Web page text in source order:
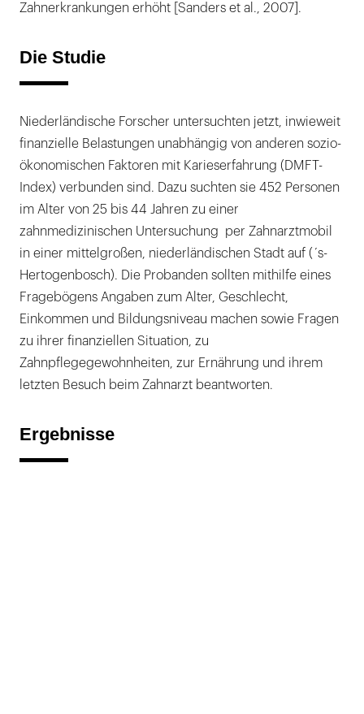
Zahnerkrankungen erhöht [Sanders et al., 2007].
Die Studie
Niederländische Forscher untersuchten jetzt, inwieweit
finanzielle Belastungen unabhängig von anderen sozio-
ökonomischen Faktoren mit Karieserfahrung (DMFT-
Index) verbunden sind. Dazu suchten sie 452 Personen
im Alter von 25 bis 44 Jahren zu einer
zahnmedizinischen Untersuchung per Zahnarztmobil
in einer mittelgroßen, niederländischen Stadt auf (´s-
Hertogenbosch). Die Probanden sollten mithilfe eines
Fragebögens Angaben zum Alter, Geschlecht,
Einkommen und Bildungsniveau machen sowie Fragen
zu ihrer finanziellen Situation, zu
Zahnpflegegewohnheiten, zur Ernährung und ihrem
letzten Besuch beim Zahnarzt beantworten.
Ergebnisse